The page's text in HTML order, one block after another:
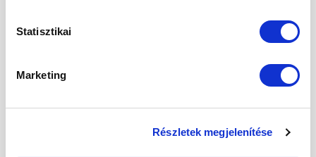
Statisztikai
Marketing
Részletek megjelenítése
2023. március